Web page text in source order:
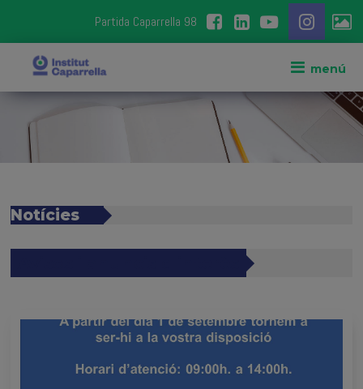
Partida Caparrella 98
Notícies